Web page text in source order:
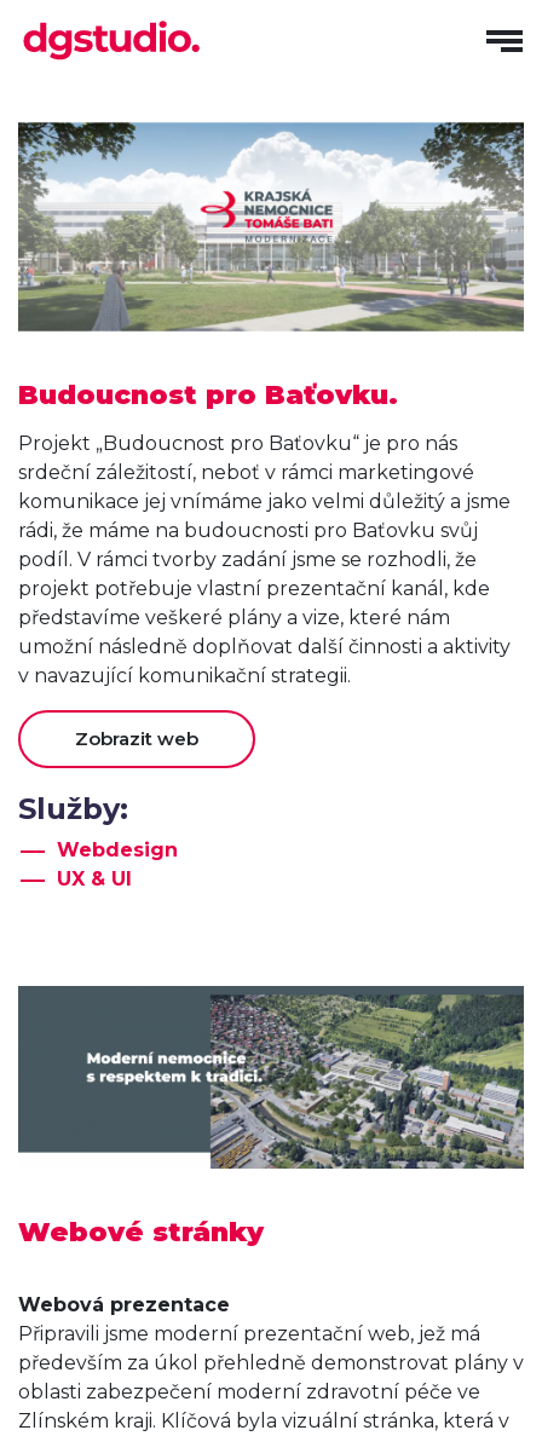
Budoucnost pro Baťovku.
Projekt „Budoucnost pro Baťovku“ je pro nás
srdeční záležitostí, neboť v rámci marketingové
komunikace jej vnímáme jako velmi důležitý a jsme
rádi, že máme na budoucnosti pro Baťovku svůj
podíl. V rámci tvorby zadání jsme se rozhodli, že
projekt potřebuje vlastní prezentační kanál, kde
představíme veškeré plány a vize, které nám
umožní následně doplňovat další činnosti a aktivity
v navazující komunikační strategii.
Zobrazit web
Služby:
Webdesign
UX & UI
Webové stránky
Webová prezentace
Připravili jsme moderní prezentační web, jež má
především za úkol přehledně demonstrovat plány v
oblasti zabezpečení moderní zdravotní péče ve
Zlínském kraji. Klíčová byla vizuální stránka, která v